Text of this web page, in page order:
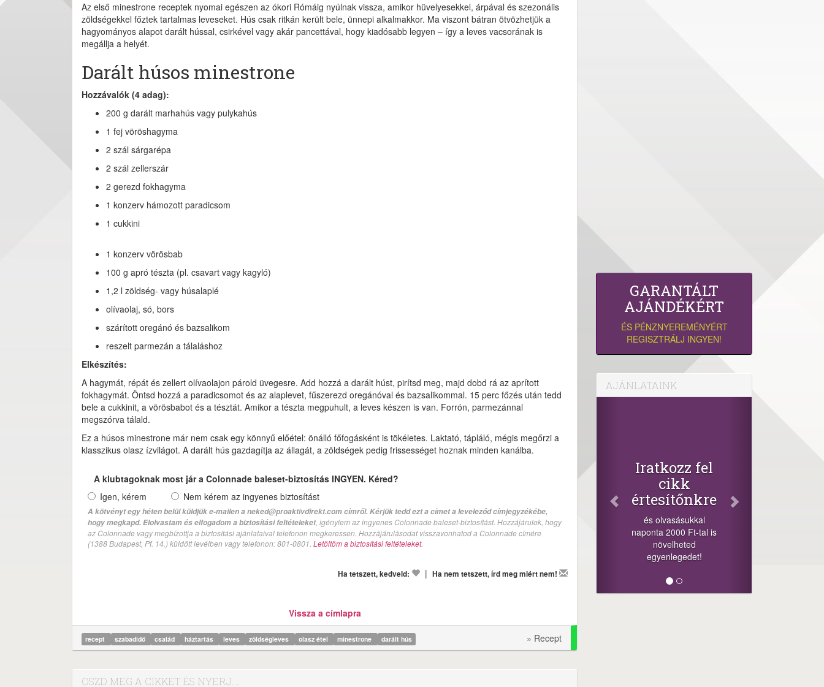
Az első minestrone receptek nyomai egészen az ókori Rómáig nyúlnak vissza, amikor hüvelyesekkel, árpával és szezonális
zöldségekkel főztek tartalmas leveseket. Hús csak ritkán került bele, ünnepi alkalmakkor. Ma viszont bátran ötvözhetjük a
hagyományos alapot darált hússal, csirkével vagy akár pancettával, hogy kiadósabb legyen – így a leves vacsorának is
megállja a helyét.
Darált húsos minestrone
Hozzávalók (4 adag):
200 g darált marhahús vagy pulykahús
1 fej vöröshagyma
2 szál sárgarépa
2 szál zellerszár
2 gerezd fokhagyma
1 konzerv hámozott paradicsom
1 cukkini
1 konzerv vörösbab
100 g apró tészta (pl. csavart vagy kagyló)
1,2 l zöldség- vagy húsalaplé
olívaolaj, só, bors
szárított oregánó és bazsalikom
reszelt parmezán a tálaláshoz
Elkészítés:
A hagymát, répát és zellert olívaolajon párold üvegesre. Add hozzá a darált húst, pirítsd meg, majd dobd rá az aprított
fokhagymát. Öntsd hozzá a paradicsomot és az alaplevet, fűszerezd oregánóval és bazsalikommal. 15 perc főzés után tedd
bele a cukkinit, a vörösbabot és a tésztát. Amikor a tészta megpuhult, a leves készen is van. Forrón, parmezánnal
megszórva tálald.
Ez a húsos minestrone már nem csak egy könnyű előétel: önálló főfogásként is tökéletes. Laktató, tápláló, mégis megőrzi a
klasszikus olasz ízvilágot. A darált hús gazdagítja az állagát, a zöldségek pedig frissességet hoznak minden kanálba.
A klubtagoknak most jár a Colonnade baleset-biztosítás INGYEN. Kéred?
Igen, kérem
Nem kérem az ingyenes biztosítást
A kötvényt egy héten belül küldjük e-mailen a neked@proaktivdirekt.com címről. Kérjük tedd ezt a címet a leveleződ címjegyzékébe,
hogy megkapd. Elolvastam és elfogadom a biztosítási feltételeket, igénylem az ingyenes Colonnade baleset-biztosítást. Hozzájárulok, hogy
az Colonnade vagy megbízottja a biztosítási ajánlataival telefonon megkeressen. Hozzájárulásodat visszavonhatod a Colonnade címére
(1388 Budapest, Pf. 14.) küldött levélben vagy telefonon: 801-0801. Letöltöm a biztosítási feltételeket.
Ha tetszett, kedveld: | Ha nem tetszett, írd meg miért nem!
Vissza a címlapra
recept szabadidő család háztartás leves zöldségleves olasz étel minestrone darált hús » Recept
OSZD MEG A CIKKET ÉS NYERJ...
GARANTÁLT
AJÁNDÉKÉRT
ÉS PÉNZNYEREMÉNYÉRT
REGISZTRÁLJ INGYEN!
AJÁNLATAINK
Iratkozz fel
cikk
értesítőnkre
és olvasásukkal
naponta 2000 Ft-tal is
növelheted
egyenlegedet!